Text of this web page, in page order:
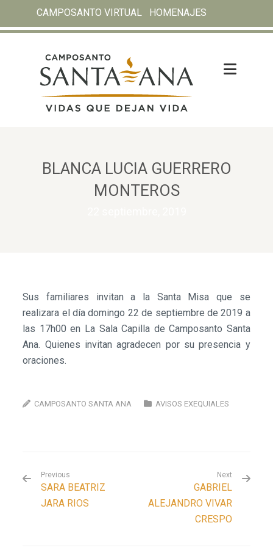
CAMPOSANTO VIRTUAL HOMENAJES
BLANCA LUCIA GUERRERO
MONTEROS
Sus familiares invitan a la Santa Misa que se
realizara el día domingo 22 de septiembre de 2019 a
las 17h00 en La Sala Capilla de Camposanto Santa
Ana. Quienes invitan agradecen por su presencia y
oraciones.
CAMPOSANTO SANTA ANA AVISOS EXEQUIALES
Previous
SARA BEATRIZ
JARA RIOS
Next
GABRIEL
ALEJANDRO VIVAR
CRESPO